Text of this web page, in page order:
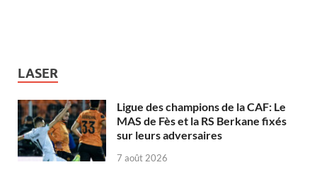
LASER
Ligue des champions de la CAF: Le
MAS de Fès et la RS Berkane fixés
sur leurs adversaires
7 août 2026